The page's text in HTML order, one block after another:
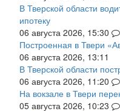
В Тверской области
ипотеку
06 августа 2026, 15:30
Построенная в Твери
06 августа 2026, 13:11
В Тверской области
06 августа 2026, 11:20
На вокзале в Твери
05 августа 2026, 10:23